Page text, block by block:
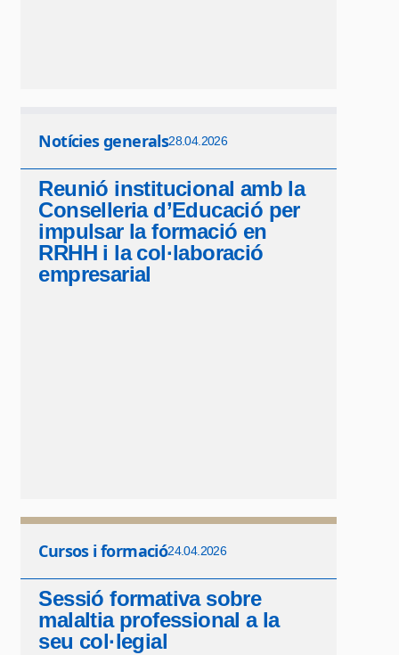
Notícies generals28.04.2026
Reunió institucional amb la
Conselleria d’Educació per
impulsar la formació en
RRHH i la col·laboració
empresarial
Cursos i formació24.04.2026
Sessió formativa sobre
malaltia professional a la
seu col·legial